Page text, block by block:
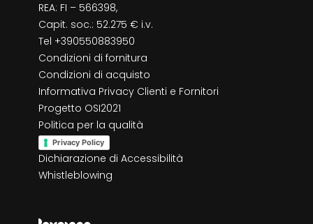
REA: FI – 566398,
Capit. soc.: 52.275 € i.v.
Tel +390550883950
Condizioni di fornitura
Condizioni di acquisto
Informativa Privacy Clienti e Fornitori
Progetto OSI2021
Politica per la qualità
Privacy Policy
Dichiarazione di Accessibilità
Whistleblowing